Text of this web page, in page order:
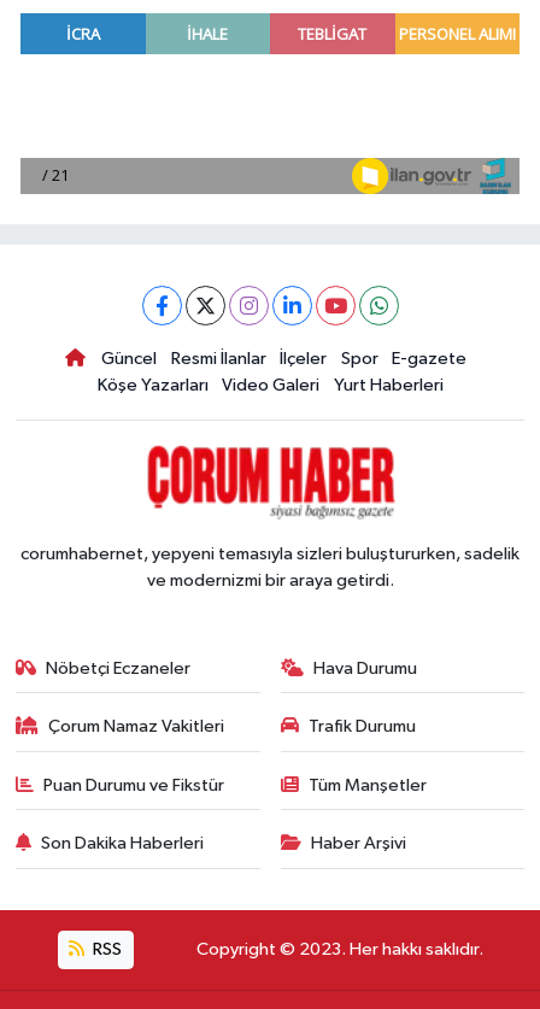
Güncel Resmi İlanlar İlçeler Spor
E-gazete
Köşe Yazarları
Video Galeri Yurt Haberleri
corumhabernet, yepyeni temasıyla sizleri buluştururken, sadelik
ve modernizmi bir araya getirdi.
Nöbetçi Eczaneler Hava Durumu
Çorum Namaz Vakitleri Trafik Durumu
Puan Durumu ve Fikstür Tüm Manşetler
Son Dakika Haberleri Haber Arşivi
RSS Copyright © 2023. Her hakkı saklıdır.